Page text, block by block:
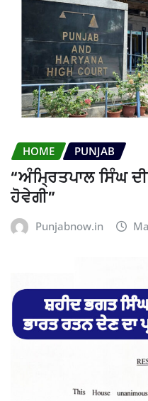
HOME PUNJAB
“ਅੰਮ੍ਰਿਤਪਾਲ ਸਿੰਘ
ਹੋਵੇਗੀ”
Punjabnow.in